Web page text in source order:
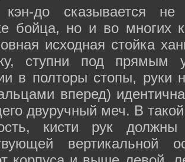
кэн-до сказывается не
бойца, но и во многих
исходная стойка
ступни под прямым
в полторы стопы, руки
вперед)
двуручный меч. В
кисти рук